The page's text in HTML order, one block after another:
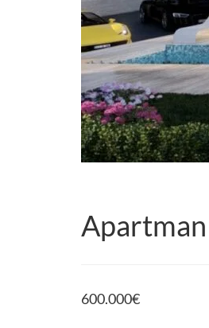
600.000€